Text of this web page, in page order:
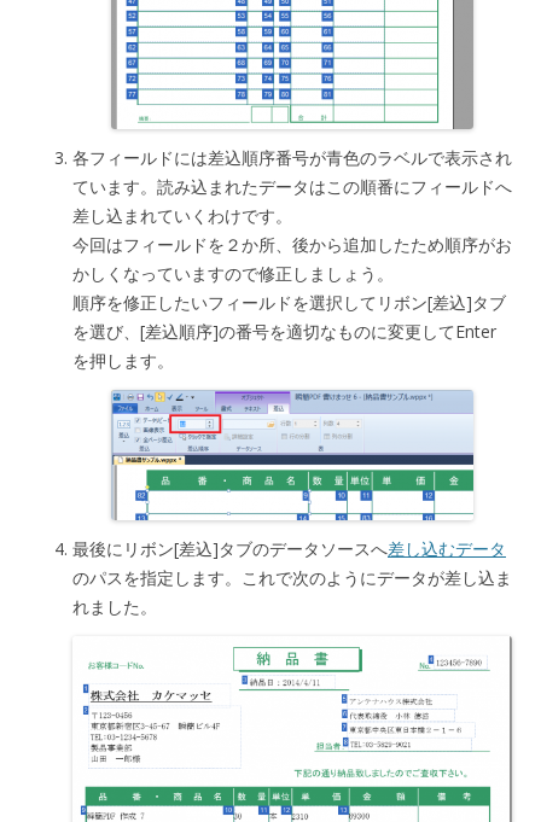
各フィールドには差込順序番号が青色のラベルで表示され
ています。読み込まれたデータはこの順番にフィールドへ
差し込まれていくわけです。
今回はフィールドを２か所、後から追加したため順序がお
かしくなっていますので修正しましょう。
順序を修正したいフィールドを選択してリボン[差込]タブ
を選び、[差込順序]の番号を適切なものに変更してEnter
を押します。
最後にリボン[差込]タブのデータソースへ差し込むデータ
のパスを指定します。これで次のようにデータが差し込ま
れました。